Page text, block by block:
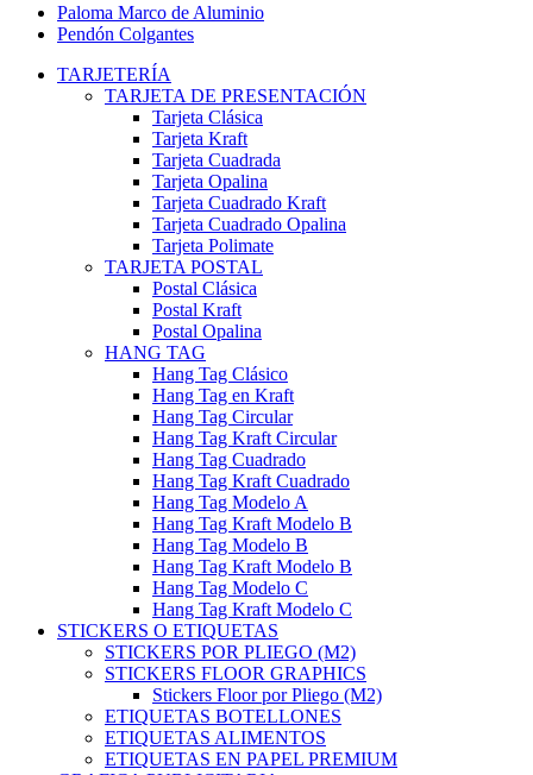
Paloma Marco de Aluminio
Pendón Colgantes
TARJETERÍA
TARJETA DE PRESENTACIÓN
Tarjeta Clásica
Tarjeta Kraft
Tarjeta Cuadrada
Tarjeta Opalina
Tarjeta Cuadrado Kraft
Tarjeta Cuadrado Opalina
Tarjeta Polimate
TARJETA POSTAL
Postal Clásica
Postal Kraft
Postal Opalina
HANG TAG
Hang Tag Clásico
Hang Tag en Kraft
Hang Tag Circular
Hang Tag Kraft Circular
Hang Tag Cuadrado
Hang Tag Kraft Cuadrado
Hang Tag Modelo A
Hang Tag Kraft Modelo B
Hang Tag Modelo B
Hang Tag Kraft Modelo B
Hang Tag Modelo C
Hang Tag Kraft Modelo C
STICKERS O ETIQUETAS
STICKERS POR PLIEGO (M2)
STICKERS FLOOR GRAPHICS
Stickers Floor por Pliego (M2)
ETIQUETAS BOTELLONES
ETIQUETAS ALIMENTOS
ETIQUETAS EN PAPEL PREMIUM